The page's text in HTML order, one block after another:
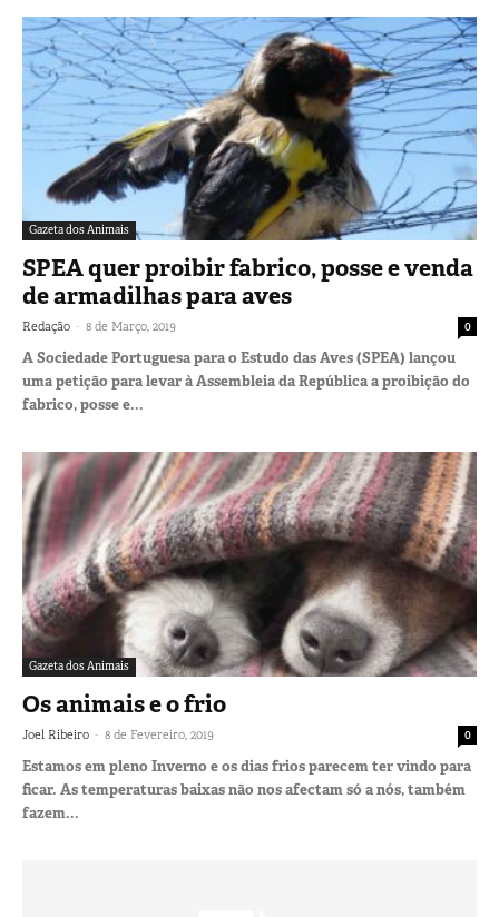
Gazeta dos Animais
SPEA quer proibir fabrico, posse e venda
de armadilhas para aves
Redação - 8 de Março, 2019 0
A Sociedade Portuguesa para o Estudo das Aves (SPEA) lançou
uma petição para levar à Assembleia da República a proibição do
fabrico, posse e...
Gazeta dos Animais
Os animais e o frio
Joel Ribeiro - 8 de Fevereiro, 2019 0
Estamos em pleno Inverno e os dias frios parecem ter vindo para
ficar. As temperaturas baixas não nos afectam só a nós, também
fazem...